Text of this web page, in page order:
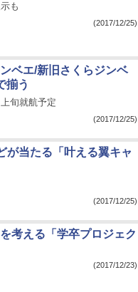
も
(2017/12/25)
ベエ/新旧さくらジンベ
揃う
旬就航予定
(2017/12/25)
が当たる「叶える翼キャ
(2017/12/25)
考える「学卒プロジェク
(2017/12/23)